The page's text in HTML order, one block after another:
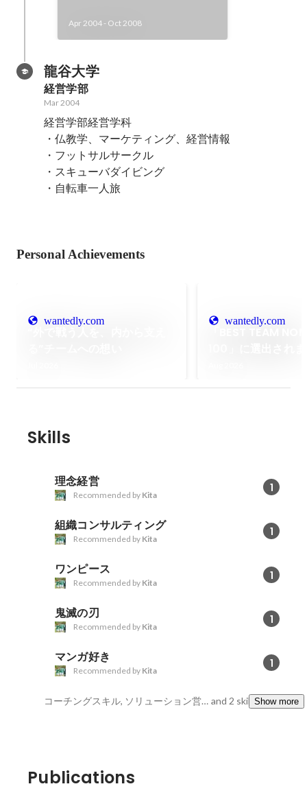
Apr 2004 - Oct 2008
龍谷大学
経営学部
Mar 2004
経営学部経営学科
・仏教学、マーケティング、経営情報
・フットサルサークル
・スキューバダイビング
・自転車一人旅
Personal Achievements
wantedly.com wantedly.com
Skills
理念経営 1
Recommended by Kita
組織コンサルティング 1
Recommended by Kita
ワンピース 1
Recommended by Kita
鬼滅の刃 1
Recommended by Kita
マンガ好き 1
Recommended by Kita
コーチングスキル, ソリューション営業, マネジメント and 2 skillsShow more
Publications